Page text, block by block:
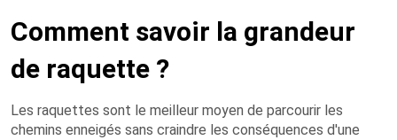
Comment savoir la grandeur
de raquette ?
Les raquettes sont le meilleur moyen de parcourir les
chemins enneigés sans craindre les conséquences d'une